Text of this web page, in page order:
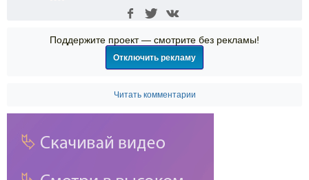
Поддержите проект — смотрите без рекламы!
Отключить рекламу
Читать комментарии